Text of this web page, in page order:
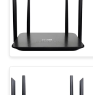
THAM
QUAN
NHÀ
MÁY